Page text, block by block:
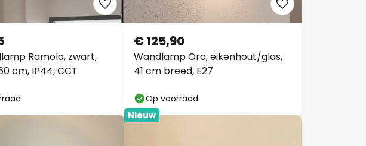
Ramola, zwart,
cm, IP44, CCT
Wandlamp Oro, eikenhout/glas,
41 cm breed, E27
€ 125,90
Op voorraad
Nieuw